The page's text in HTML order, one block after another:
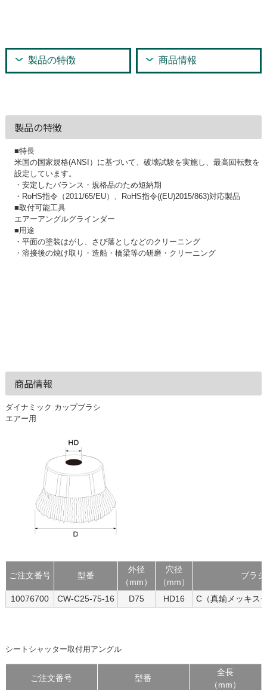
製品の特徴 商品情報
製品の特徴
■特長
米国の国家規格(ANSI）に基づいて、破壊試験を実施し、最高回転数を
設定しています。
・安定したバランス・規格品のため短納期
・RoHS指令（2011/65/EU）、RoHS指令((EU)2015/863)対応製品
■取付可能工具
エアーアングルグラインダー
■用途
・平面の塗装はがし、さび落としなどのクリーニング
・溶接後の焼け取り・造船・橋梁等の研磨・クリーニング
商品情報
ダイナミック カップブラシ
エアー用
ご注文番号 型番
外径
（mm）
穴径
（mm）
ブラ
10076700 CW-C25-75-16 D75 HD16 C（真鍮メッキス
シートシャッター取付用アングル
ご注文番号 型番
全長
（mm）